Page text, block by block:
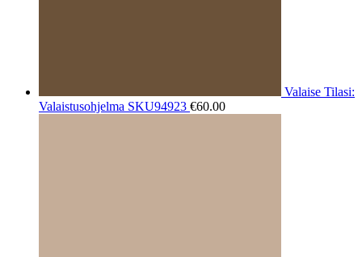
Valaise Tilasi:
Valaistusohjelma SKU94923 €60.00